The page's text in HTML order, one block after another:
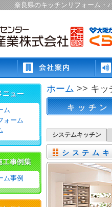
奈良県のキッチンリフォーム・
ホーム >> キッ
キッチ
システムキッチン
システム
ム
ォーム
ム事例